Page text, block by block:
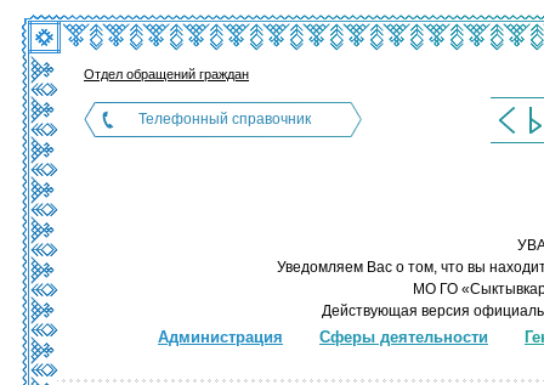
Отдел обращений граждан
Телефонный справочник
Уведомляем Вас о том, что вы
МО ГО
Действующая версия
Администрация Сферы деятельности